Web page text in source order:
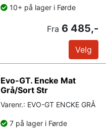
10+ på lager i Førde
Fra 6 485,-
Velg
Evo-GT. Encke Mat
Grå/Sort Str
Varenr.: EVO-GT ENCKE GRÅ
7 på lager i Førde